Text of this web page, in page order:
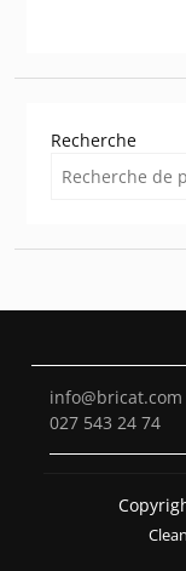
Recherche
info@bricat.com
027 543 24 74